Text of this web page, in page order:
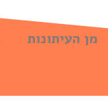
מן העיתונות